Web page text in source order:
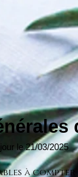
le 21/03/2025
à